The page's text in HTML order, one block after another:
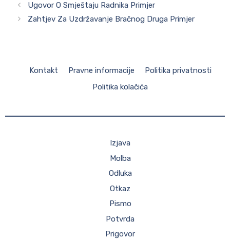
Ugovor O Smještaju Radnika Primjer
Zahtjev Za Uzdržavanje Bračnog Druga Primjer
Kontakt Pravne informacije
Politika privatnosti
Politika kolačića
Izjava
Molba
Odluka
Otkaz
Pismo
Potvrda
Prigovor